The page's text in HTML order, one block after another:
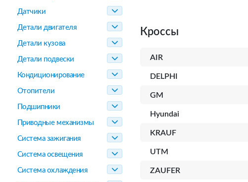
Датчики
Детали двигателя
Детали кузова
Детали подвески
Кондиционирование
Отопители
Подшипники
Приводные механизмы
Система зажигания
Система освещения
Система охлаждения
Кроссы
AIR
DELPHI
GM
Hyundai
KRAUF
UTM
ZAUFER